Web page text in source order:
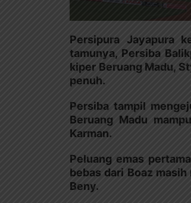
Persipura Jayapura
tamunya, Persiba
kiper Beruang Madu,
penuh.
Persiba tampil
Beruang Madu
Karman.
Peluang emas
bebas dari Boaz
Beny.